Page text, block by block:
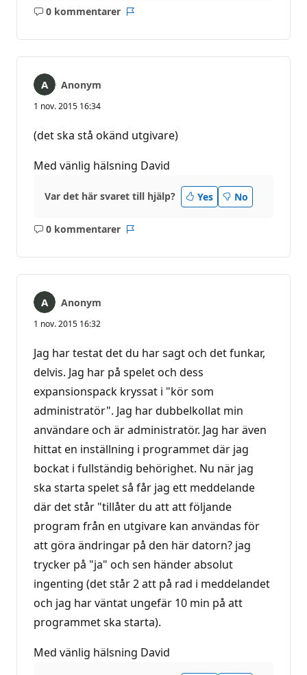
0 kommentarer
Inga
Anonym
1 nov. 2015 16:34
(det ska stå okänd utgivare)
Med vänlig hälsning David
Var det här svaret till hjälp? Yes No
0 kommentarer
Inga
Anonym
1 nov. 2015 16:32
Jag har testat det du har sagt och det funkar,
delvis. Jag har på spelet och dess
expansionspack kryssat i "kör som
administratör". Jag har dubbelkollat min
användare och är administratör. Jag har även
hittat en inställning i programmet där jag
bockat i fullständig behörighet. Nu när jag
ska starta spelet så får jag ett meddelande
där det står "tillåter du att att följande
program från en utgivare kan användas för
att göra ändringar på den här datorn? jag
trycker på "ja" och sen händer absolut
ingenting (det står 2 att på rad i meddelandet
och jag har väntat ungefär 10 min på att
programmet ska starta).
Med vänlig hälsning David